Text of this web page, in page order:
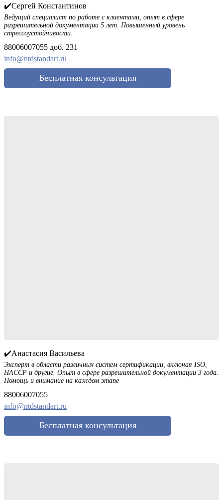
✔️Сергей Константинов
Ведущий специалист по работе с клиентами, опыт в сфере
разрешительной документации 5 лет. Повышенный уровень
стрессоустойчивости.
88006007055 доб. 231
info@ntdstandart.ru
Бесплатная консультация
✔️Анастасия Васильева
Эксперт в области различных систем сертификации, включая ISO,
HACCP и другие. Опыт в сфере разрешительной документации 3 года.
Помощь и внимание на каждом этапе
88006007055
info@ntdstandart.ru
Бесплатная консультация